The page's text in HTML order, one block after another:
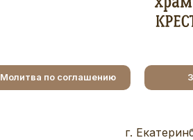
Молитва по соглашению
г.